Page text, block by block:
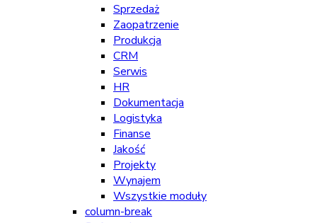
Sprzedaż
Zaopatrzenie
Produkcja
CRM
Serwis
HR
Dokumentacja
Logistyka
Finanse
Jakość
Projekty
Wynajem
Wszystkie moduły
column-break